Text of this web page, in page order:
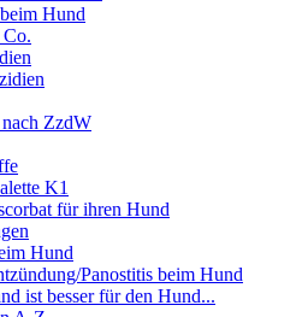
Hund
ZzdW
K1
für ihren Hund
Hund
Panostitis beim Hund
ist besser für den Hund...